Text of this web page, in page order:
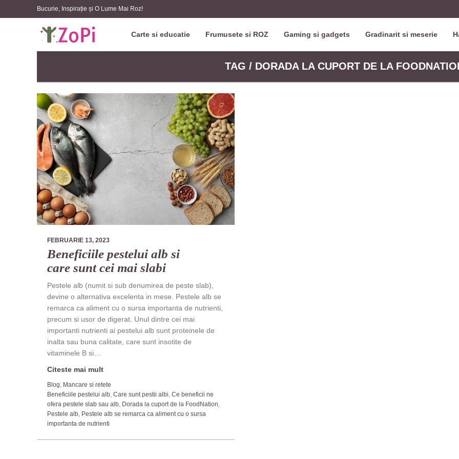
Bucurie, Inspirație și O Lume Mai Roz!
Carte si educatie Frumusete si ROZ Gaming si gadgets Gradinarit si meserie
TAG / DORADA LA CUPORT DE LA
FEBRUARIE 13, 2023
Beneficiile pestelui alb si
care sunt cei mai slabi
Pestele alb (numit si sub denumirea de peste slab),
devine o alternativa excelenta in mese. Pestele alb se
remarca ca aliment cu o sursa importanta de nutrienti,
precum si usor de digerat. Unul dintre cei mai
importanti nutrienti ai pestelui alb sunt proteinele de
inalta sau buna calitate, care sunt insotite de
vitaminele B si…
Citeste mai mult
Blog, Mancare si retete
Beneficiile pestelui alb, Care sunt pestii albi, Ce beneficii ne
ofera pestele slab sau alb, Dorada la cuport de la FoodNation,
Pestele alb, Pestele alb se remarca ca aliment cu o sursa
importanta de nutrienti